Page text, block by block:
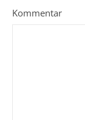
Kommentar